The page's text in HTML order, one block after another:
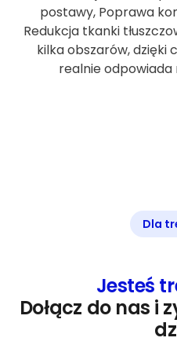
postawy, Poprawa
Redukcja tkanki
kilka obszarów, dzięki
realnie
Dla
Jesteś
Dołącz do nas i